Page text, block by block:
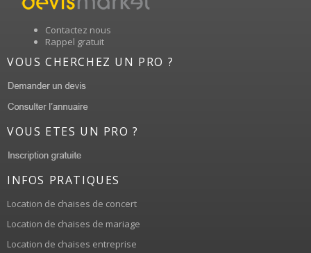
Contactez nous
Rappel gratuit
VOUS CHERCHEZ UN PRO ?
VOUS ETES UN PRO ?
INFOS PRATIQUES
Location de chaises de concert
Location de chaises de mariage
Location de chaises entreprise